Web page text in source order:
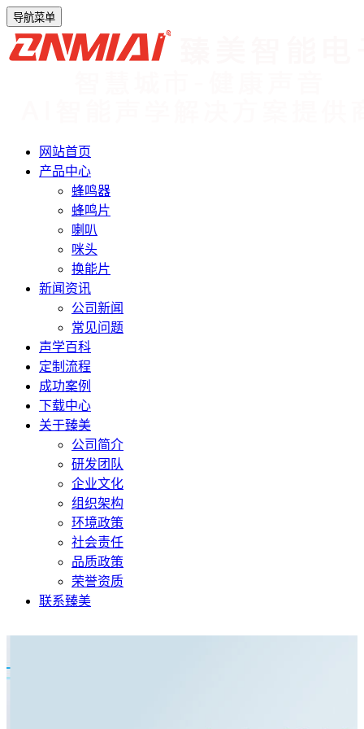
导航菜单
网站首页
产品中心
蜂鸣器
蜂鸣片
喇叭
咪头
换能片
新闻资讯
公司新闻
常见问题
声学百科
定制流程
成功案例
下载中心
关于臻美
公司简介
研发团队
企业文化
组织架构
环境政策
社会责任
品质政策
荣誉资质
联系臻美